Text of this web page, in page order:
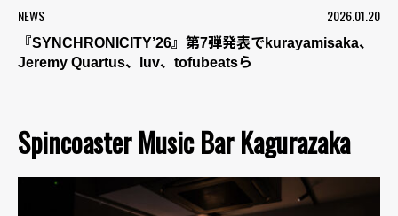
NEWS 2026.01.20
『SYNCHRONICITY’26』第7弾発表でkurayamisaka、
Jeremy Quartus、luv、tofubeatsら
Spincoaster Music Bar Kagurazaka